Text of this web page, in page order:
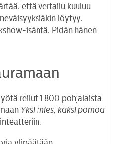
että vertailu kuuluu
löytyy.
isäntä. Pidän hänen
reilut 1 800 pohjalaista
Yksi mies, kaksi pomoa